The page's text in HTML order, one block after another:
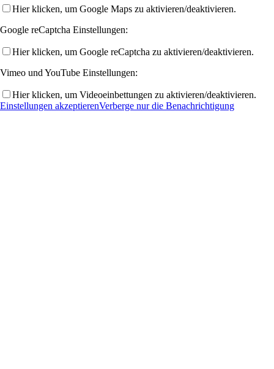
Hier klicken, um Google Maps zu aktivieren/deaktivieren.
Google reCaptcha Einstellungen:
Hier klicken, um Google reCaptcha zu aktivieren/deaktivieren.
Vimeo und YouTube Einstellungen:
Hier klicken, um Videoeinbettungen zu aktivieren/deaktivieren.
Einstellungen akzeptierenVerberge nur die Benachrichtigung